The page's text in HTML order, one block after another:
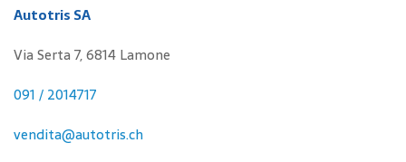
Autotris SA
Via Serta 7, 6814 Lamone
091 / 2014717
vendita@autotris.ch